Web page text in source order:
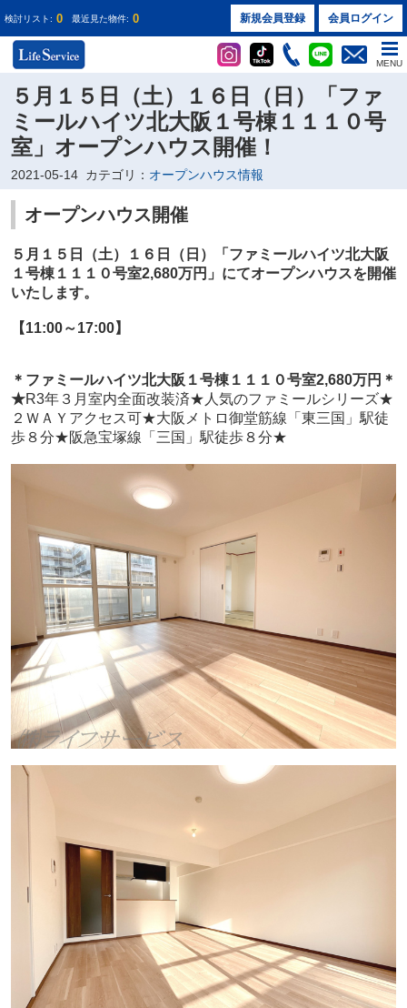
検討リスト: 0 最近見た物件: 0 新規会員登録 会員ログイン
MENU
５月１５日（土）１６日（日）「ファ
ミールハイツ北大阪１号棟１１１０号
室」オープンハウス開催！
2021-05-14 カテゴリ： オープンハウス情報
オープンハウス開催
５月１５日（土）１６日（日）
「ファミールハイツ北大阪
１号棟１１１０号室2,680万円 」 にてオープンハウスを開催
いたします。
【11:00～17:00】
＊ ファミールハイツ北大阪１号棟１１１０号室2,680万円 ＊
★R3年３月室内全面改装済★人気のファミールシリーズ★
２ＷＡＹアクセス可★大阪メトロ御堂筋線「東三国」駅徒
歩８分★阪急宝塚線「三国」駅徒歩８分★